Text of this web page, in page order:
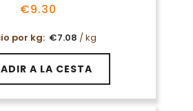
€9.30
por kg: €7.08 / kg
A LA CESTA